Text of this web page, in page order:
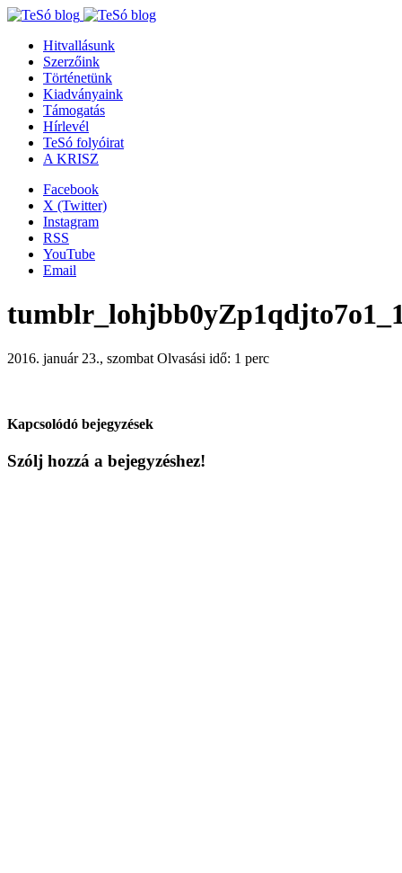
Hitvallásunk
Szerzőink
Történetünk
Kiadványaink
Támogatás
Hírlevél
TeSó folyóirat
A KRISZ
Facebook
X (Twitter)
Instagram
RSS
YouTube
Email
2016. január 23., szombat Olvasási idő: 1 perc
Kapcsolódó bejegyzések
Szólj hozzá a bejegyzéshez!